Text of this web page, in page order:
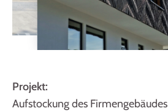
Projekt:
Aufstockung des Firmengebäudes